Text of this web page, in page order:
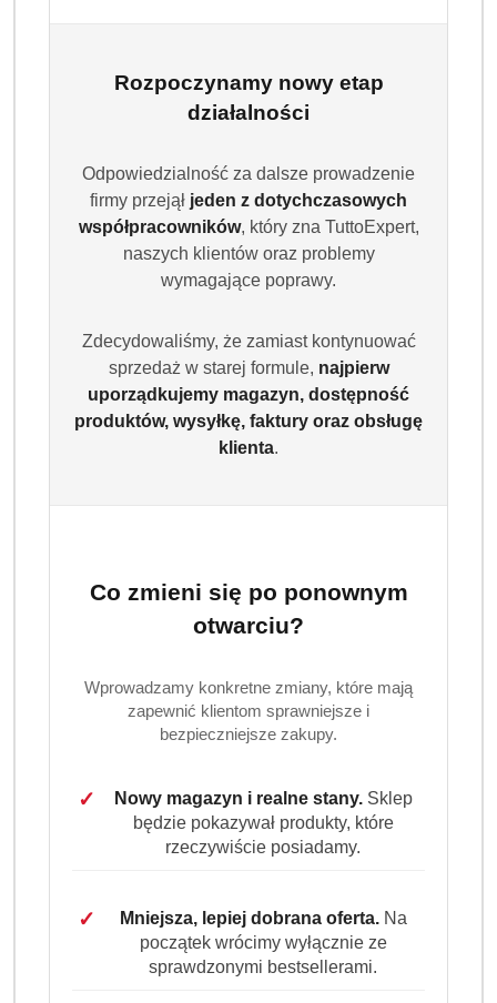
Rozpoczynamy nowy etap
działalności
Odpowiedzialność za dalsze prowadzenie
firmy przejął jeden z dotychczasowych
współpracowników, który zna TuttoExpert,
naszych klientów oraz problemy
wymagające poprawy.
Zdecydowaliśmy, że zamiast kontynuować
sprzedaż w starej formule, najpierw
uporządkujemy magazyn, dostępność
produktów, wysyłkę, faktury oraz obsługę
klienta.
Co zmieni się po ponownym
otwarciu?
Wprowadzamy konkretne zmiany, które mają
zapewnić klientom sprawniejsze i
bezpieczniejsze zakupy.
✓ Nowy magazyn i realne stany.Sklep
będzie pokazywał produkty, które
rzeczywiście posiadamy.
✓ Mniejsza, lepiej dobrana oferta.Na
początek wrócimy wyłącznie ze
sprawdzonymi bestsellerami.